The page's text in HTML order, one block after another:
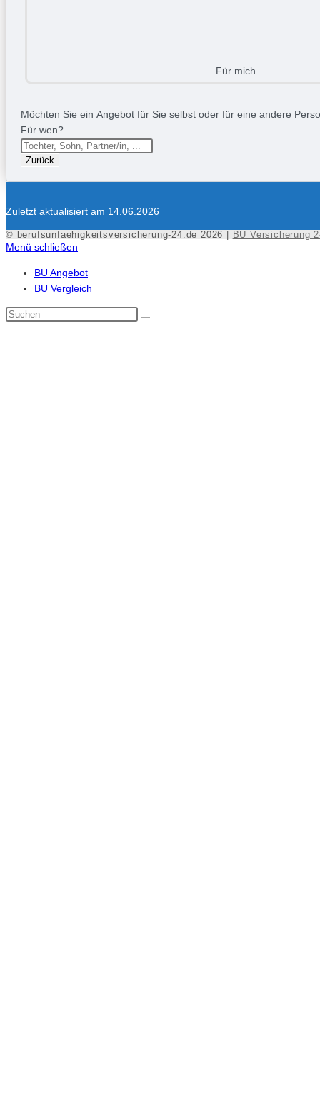
Für mich
Möchten Sie ein Angebot für Sie selbst oder für eine andere
Für wen?
Zurück
Zuletzt aktualisiert am 14.06.2026
© berufsunfaehigkeitsversicherung-24.de 2026 | BU Versicherung
Menü schließen
BU Angebot
BU Vergleich
Diese